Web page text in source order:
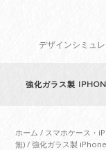
デザインシミュ
強化ガラス製
ホーム / スマホケース・
無) / 強化ガラス製